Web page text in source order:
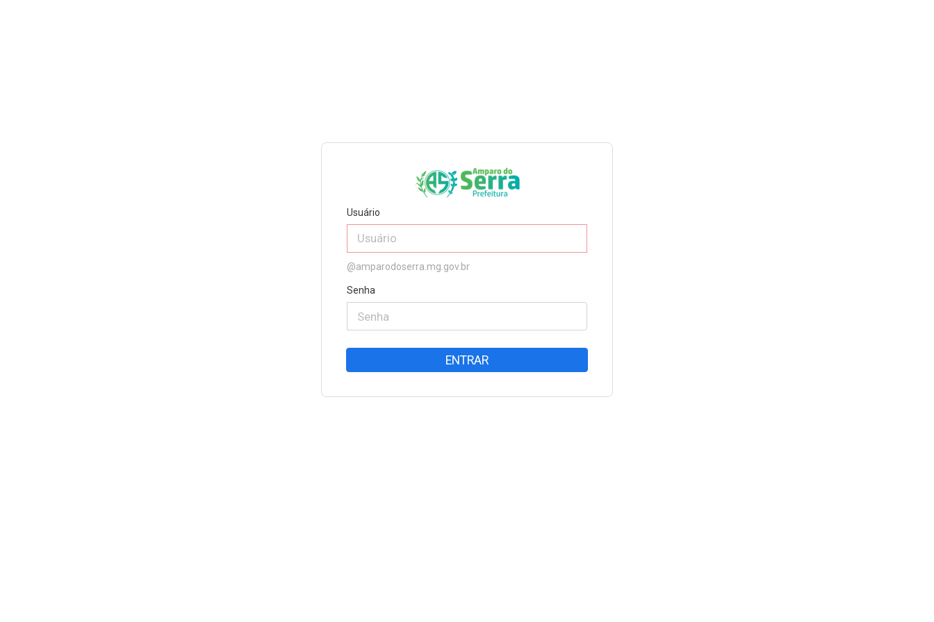
Usuário
@amparodoserra.mg.gov.br
Senha
ENTRAR